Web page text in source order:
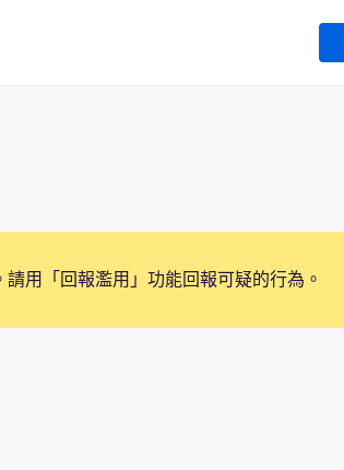
用「回報濫用」功能回報可疑的行為。